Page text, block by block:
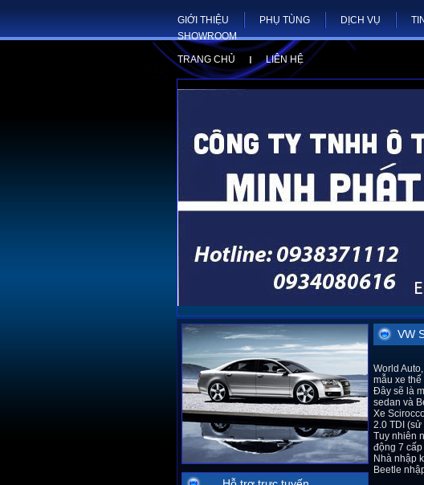
GIỚI THIỆU PHỤ TÙNG DỊCH VỤ
SHOWROOM
TRANG CHỦ LIÊN HỆ
VW
World
mẫu xe
Đây sẽ là
sedan và
Xe
2.0 TDI
Tuy nhiên
động 7 cấp
Nhà nhập
Beetle